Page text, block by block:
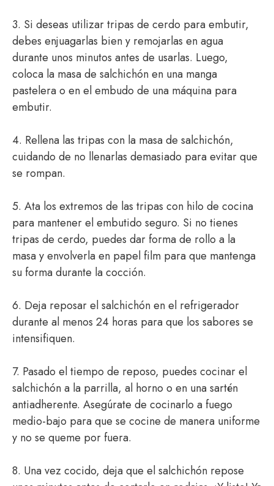
3. Si deseas utilizar tripas de cerdo para embutir,
debes enjuagarlas bien y remojarlas en agua
durante unos minutos antes de usarlas. Luego,
coloca la masa de salchichón en una manga
pastelera o en el embudo de una máquina para
embutir.
4. Rellena las tripas con la masa de salchichón,
cuidando de no llenarlas demasiado para evitar que
se rompan.
5. Ata los extremos de las tripas con hilo de cocina
para mantener el embutido seguro. Si no tienes
tripas de cerdo, puedes dar forma de rollo a la
masa y envolverla en papel film para que mantenga
su forma durante la cocción.
6. Deja reposar el salchichón en el refrigerador
durante al menos 24 horas para que los sabores se
intensifiquen.
7. Pasado el tiempo de reposo, puedes cocinar el
salchichón a la parrilla, al horno o en una sartén
antiadherente. Asegúrate de cocinarlo a fuego
medio-bajo para que se cocine de manera uniforme
y no se queme por fuera.
8. Una vez cocido, deja que el salchichón repose